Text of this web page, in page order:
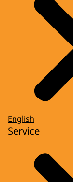
English
Service